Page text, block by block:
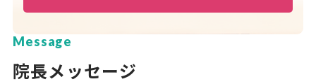
Message
院長メッセージ